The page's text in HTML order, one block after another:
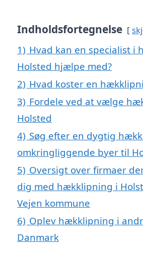
Indholdsfortegnelse
1) Hvad kan en specialist i
Holsted hjælpe med?
2) Hvad koster en
3) Fordele ved at vælge
Holsted
4) Søg efter en dygtig
omkringliggende byer til
5) Oversigt over firmaer
dig med hækklipning i
Vejen kommune
6) Oplev hækklipning i
Danmark